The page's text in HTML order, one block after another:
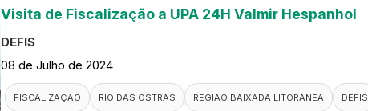
Visita de Fiscalização a UPA 24H Valmir Hespanhol
DEFIS
08 de Julho de 2024
FISCALIZAÇÃO RIO DAS OSTRAS REGIÃO BAIXADA LITORÂNEA DEFIS